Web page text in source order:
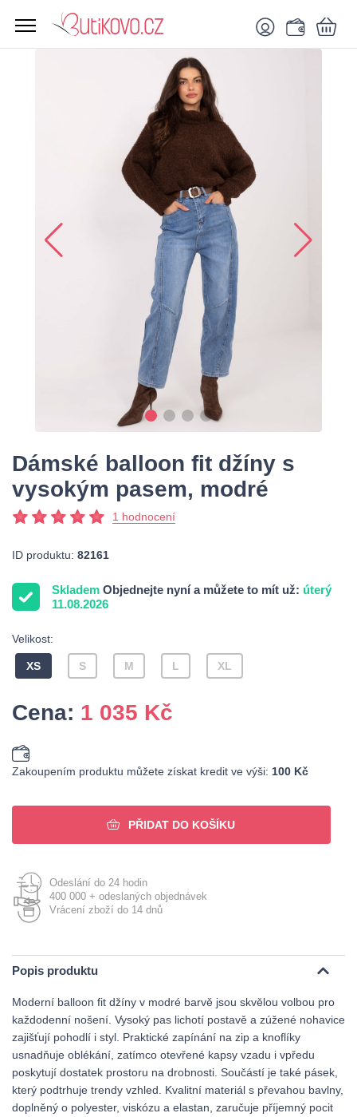
Dámské balloon fit džíny s
vysokým pasem, modré
1 hodnocení
ID produktu: 82161
Skladem Objednejte nyní a můžete to mít už: úterý
11.08.2026
Velikost:
XS S M L XL
Cena: 1 035 Kč
Zakoupením produktu můžete získat kredit ve výši: 100 Kč
PŘIDAT DO KOŠÍKU
Odeslání do 24 hodin
400 000 + odeslaných objednávek
Vrácení zboží do 14 dnů
Popis produktu
Moderní balloon fit džíny v modré barvě jsou skvělou volbou pro
každodenní nošení. Vysoký pas lichotí postavě a zúžené nohavice
zajišťují pohodlí i styl. Praktické zapínání na zip a knoflíky
usnadňuje oblékání, zatímco otevřené kapsy vzadu i vpředu
poskytují dostatek prostoru na drobnosti. Součástí je také pásek,
který podtrhuje trendy vzhled. Kvalitní materiál s převahou bavlny,
doplněný o polyester, viskózu a elastan, zaručuje příjemný pocit